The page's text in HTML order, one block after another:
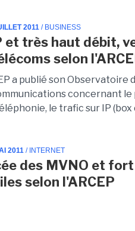
2011 / BUSINESS
et très haut débit,
selon
a publié son Observatoire
concernant le
le trafic sur IP (box
2011 / INTERNET
des MVNO et
selon l'ARCEP